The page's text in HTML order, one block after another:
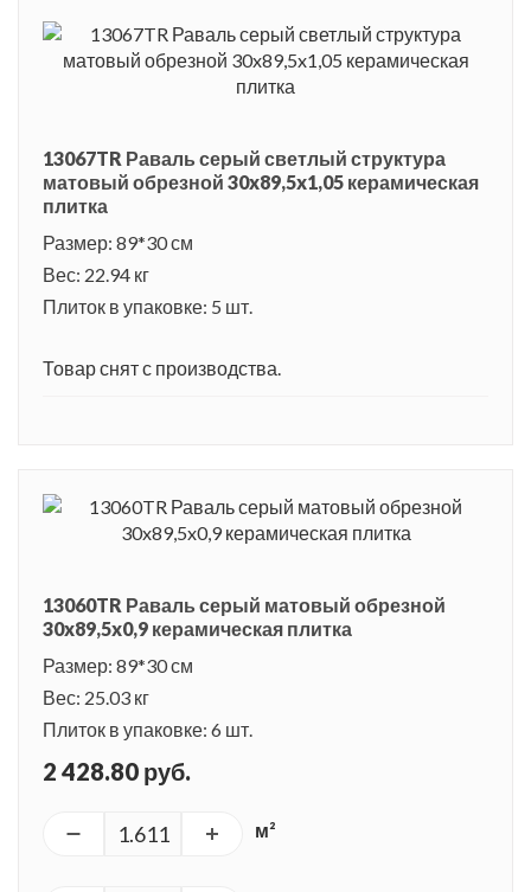
13067TR Раваль серый светлый структура
матовый обрезной 30x89,5x1,05 керамическая
плитка
Размер: 89*30 см
Вес: 22.94 кг
Плиток в упаковке: 5 шт.
Товар снят с производства.
13060TR Раваль серый матовый обрезной
30x89,5x0,9 керамическая плитка
Размер: 89*30 см
Вес: 25.03 кг
Плиток в упаковке: 6 шт.
2 428.80 руб.
м²